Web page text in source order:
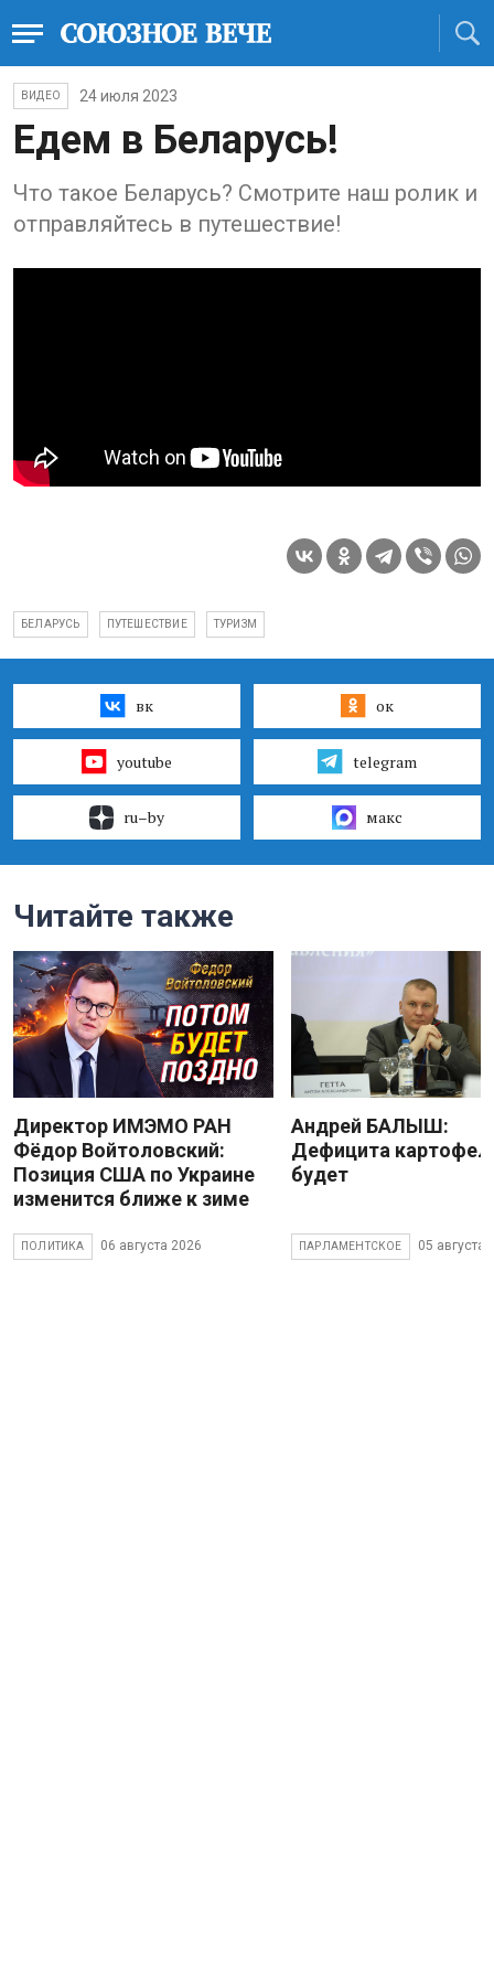
ВИДЕО 24 июля 2023
Едем в Беларусь!
Что такое Беларусь? Смотрите наш ролик и
отправляйтесь в путешествие!
БЕЛАРУСЬ ПУТЕШЕСТВИЕ ТУРИЗМ
вк ок
youtube telegram
ru–by макс
Читайте также
Директор ИМЭМО РАН
Фёдор Войтоловский:
Позиция США по Украине
изменится ближе к зиме
ПОЛИТИКА 06 августа 2026
Андрей БАЛЫШ:
Дефицита
будет
ПАРЛАМЕНТСКОЕ 05 августа